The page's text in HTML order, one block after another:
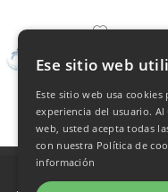
Copyright © 2026
Ese sitio web
Este sitio web usa cookies
experiencia del usuario.
web, usted acepta todas
con nuestra Política de
información